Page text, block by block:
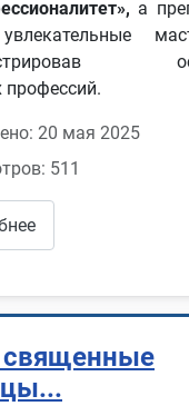
а
20 мая 2025
511